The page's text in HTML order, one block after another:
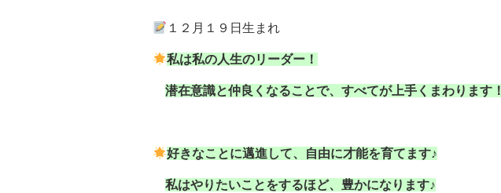
１２月１９日生まれ
私は私の人生のリーダー！
潜在意識と仲良くなることで、すべてが上手くまわります！
好きなことに邁進して、自由に才能を育てます♪
私はやりたいことをするほど、豊かになります♪